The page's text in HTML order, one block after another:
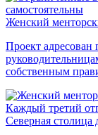
Женский
Проект
собственным
Каждый третий
Северная столица